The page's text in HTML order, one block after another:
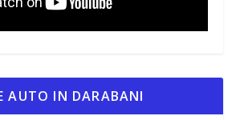
AUTO IN DARABANI